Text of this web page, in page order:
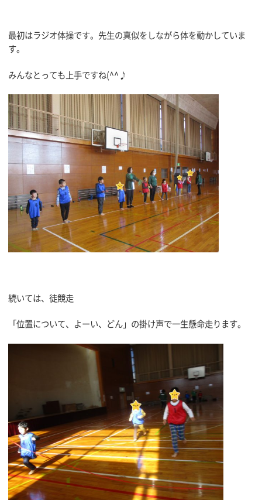
最初はラジオ体操です。先生の真似をしながら体を動かしていま
す。
みんなとっても上手ですね(^^♪
続いては、徒競走
「位置について、よーい、どん」の掛け声で一生懸命走ります。